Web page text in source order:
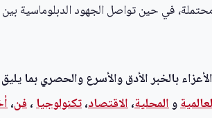
في حين تواصل الجهود الدبلوماسية
بالخبر الأدق والأسرع والحصري بما
والمحلية،الاقتصاد،تكنولوجيا،فن،